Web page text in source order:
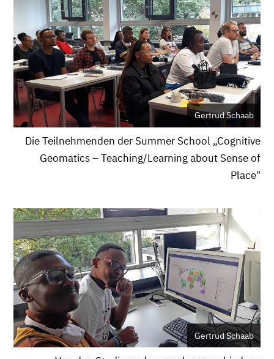
Gertrud Schaab
Die Teilnehmenden der Summer School „Cognitive
Geomatics – Teaching/Learning about Sense of
Place"
Gertrud Schaab